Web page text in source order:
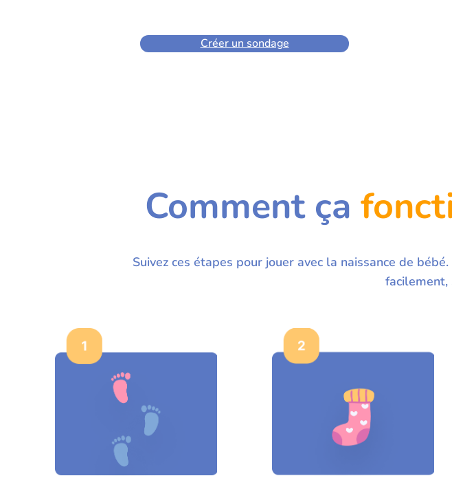
Créer un sondage
Comment ça
Suivez ces étapes pour jouer avec la naissance de
facilement,